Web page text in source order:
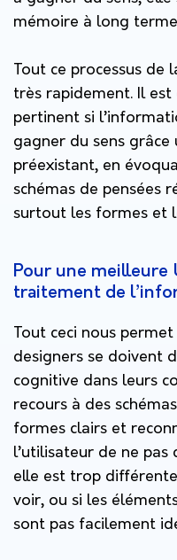
mémoire à long
Tout ce processus de
très rapidement. Il
pertinent si
gagner du sens
préexistant, en
schémas de pensées
surtout les formes et
Pour une meilleure
traitement de
Tout ceci nous
designers se doivent
cognitive dans leurs
recours à des
formes clairs et
l’utilisateur de ne
elle est trop
voir, ou si les
sont pas facilement